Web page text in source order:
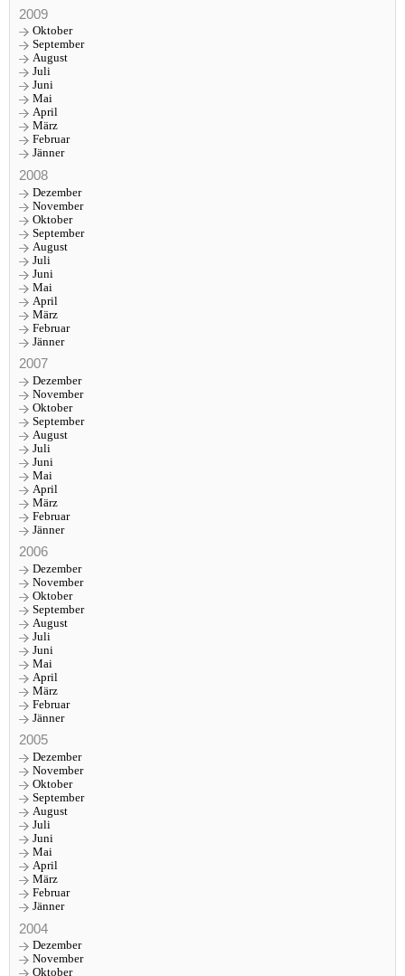
2009
Oktober
September
August
Juli
Juni
Mai
April
März
Februar
Jänner
2008
Dezember
November
Oktober
September
August
Juli
Juni
Mai
April
März
Februar
Jänner
2007
Dezember
November
Oktober
September
August
Juli
Juni
Mai
April
März
Februar
Jänner
2006
Dezember
November
Oktober
September
August
Juli
Juni
Mai
April
März
Februar
Jänner
2005
Dezember
November
Oktober
September
August
Juli
Juni
Mai
April
März
Februar
Jänner
2004
Dezember
November
Oktober